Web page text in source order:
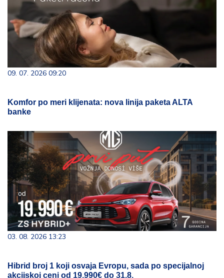
09. 07. 2026 09:20
Komfor po meri klijenata: nova linija paketa ALTA
banke
03. 08. 2026 13:23
Hibrid broj 1 koji osvaja Evropu, sada po specijalnoj
akcijskoj ceni od 19.990€ do 31.8.